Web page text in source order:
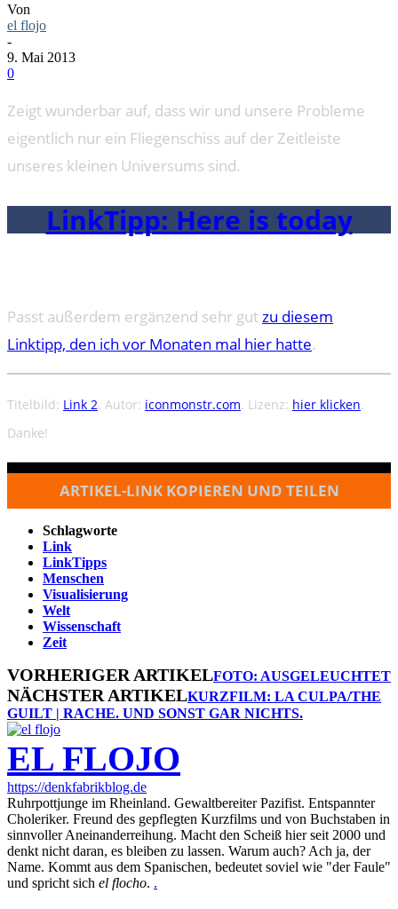
Von
el flojo
-
9. Mai 2013
0
Zeigt wunderbar auf, dass wir und unsere Probleme
eigentlich nur ein Fliegenschiss auf der Zeitleiste
unseres kleinen Universums sind.
LinkTipp: Here is today
Passt außerdem ergänzend sehr gutzu diesem
Linktipp, den ich vor Monaten mal hier hatte.
Titelbild: Link 2. Autor: iconmonstr.com. Lizenz: hier klicken.
Danke!
ARTIKEL-LINK KOPIEREN UND TEILEN
Schlagworte
Link
LinkTipps
Menschen
Visualisierung
Welt
Wissenschaft
Zeit
VORHERIGER ARTIKELFOTO: AUSGELEUCHTET
NÄCHSTER ARTIKELKURZFILM: LA CULPA/THE
GUILT | RACHE. UND SONST GAR NICHTS.
EL FLOJO
https://denkfabrikblog.de
Ruhrpottjunge im Rheinland. Gewaltbereiter Pazifist. Entspannter
Choleriker. Freund des gepflegten Kurzfilms und von Buchstaben in
sinnvoller Aneinanderreihung. Macht den Scheiß hier seit 2000 und
denkt nicht daran, es bleiben zu lassen. Warum auch? Ach ja, der
Name. Kommt aus dem Spanischen, bedeutet soviel wie "der Faule"
und spricht sich el flocho. .